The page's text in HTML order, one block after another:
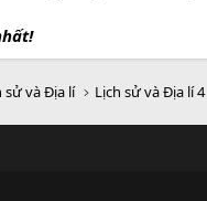
sử và Địa lí Lịch sử và Địa lí 4